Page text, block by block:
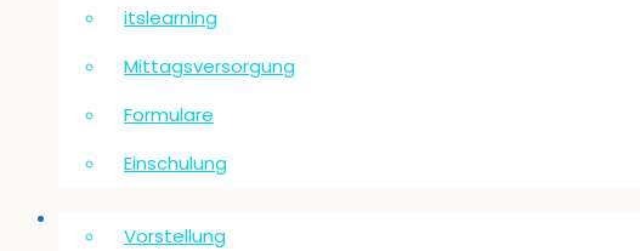
itslearning
Mittagsversorgung
Formulare
Einschulung
Vorstellung